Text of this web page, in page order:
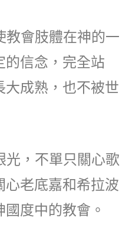
教會肢體在神的一
的信念，完全站
大成熟，也不被世
光，不單只關心歌
心老底嘉和希拉波
度中的教會。